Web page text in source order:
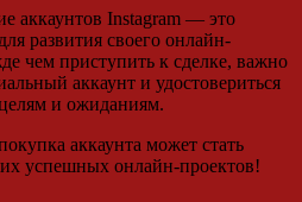
аккаунтов Instagram — это
развития своего онлайн-
чем приступить к сделке, важно
аккаунт и удостовериться
и ожиданиям.
аккаунта может стать
успешных онлайн-проектов!